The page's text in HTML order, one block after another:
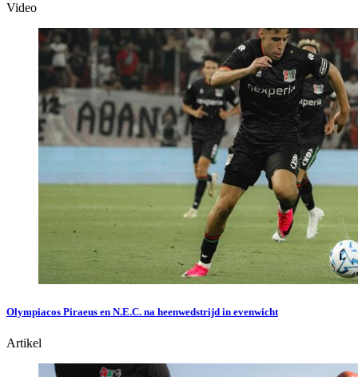
Video
Olympiacos Piraeus en N.E.C. na heenwedstrijd in evenwicht
Artikel